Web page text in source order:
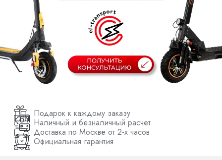
Подарок к каждому заказу
Наличный и безналичный расчет
Доставка по Москве от 2-х часов
Официальная гарантия